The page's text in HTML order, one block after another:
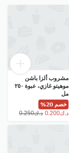
مشروب ألزا باشن
موهيتو غازي، عبوة ٢٥٠
مل
خصم 20%
⁦د.ك0.250⁩